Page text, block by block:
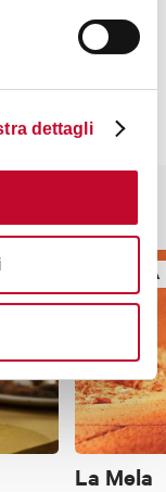
dettagli
PIZZERIA
La Mela